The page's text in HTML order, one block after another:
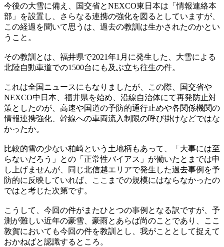
今後の大雪に備え、国交省とNEXCO東日本は「情報連絡本
部」を設置し、さらなる連携の強化を図るとしていますが、
この経過を聞いて思うは、過去の教訓は生かされたのかとい
うこと。
その教訓とは、福井県で2021年1月に発生した、大雪による
北陸自動車道での1500台にも及ぶ立ち往生の件。
これは全国ニュースにもなりましたが、この際、国交省や
NEXCO中日本、福井県を始め、沿線自治体にて再発防止対
策としたのが、高速や国道の予防的通行止めや各関係機関の
情報連携強化、幹線への車両流入制限の呼び掛けなどではな
かったか。
比較的雪の少ない柏崎という土地柄もあって、「大事には至
らないだろう」との「正常性バイアス」が働いたとまでは申
し上げませんが、同じ北信越エリアで発生した過去事例を予
防的に反映していれば、ここまでの規模にはならなかったの
ではと考じた次第です。
こうして、今回の件がまたひとつの事例となる訳ですが、予
測が難しい近年の豪雪、豪雨とあらば尚のことであり、ここ
敦賀においても今回の件を教訓とし、我がこととして捉えて
おかねばと認識するところ。